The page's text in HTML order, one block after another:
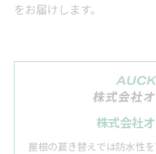
をお届けします。
株式会社
屋根の葺き替えでは防水性